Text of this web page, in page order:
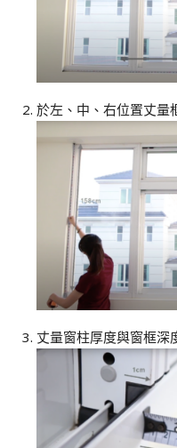
於左、中、右位置丈量
丈量窗柱厚度與窗框深